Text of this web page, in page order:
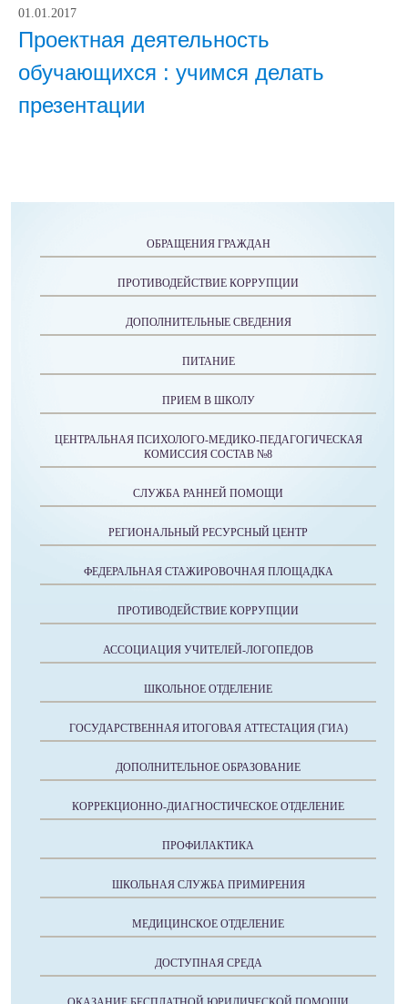
01.01.2017
Проектная деятельность
обучающихся : учимся делать
презентации
ОБРАЩЕНИЯ ГРАЖДАН
ПРОТИВОДЕЙСТВИЕ КОРРУПЦИИ
ДОПОЛНИТЕЛЬНЫЕ СВЕДЕНИЯ
ПИТАНИЕ
ПРИЕМ В ШКОЛУ
ЦЕНТРАЛЬНАЯ ПСИХОЛОГО-МЕДИКО-ПЕДАГОГИЧЕСКАЯ
КОМИССИЯ СОСТАВ №8
СЛУЖБА РАННЕЙ ПОМОЩИ
РЕГИОНАЛЬНЫЙ РЕСУРСНЫЙ ЦЕНТР
ФЕДЕРАЛЬНАЯ СТАЖИРОВОЧНАЯ ПЛОЩАДКА
ПРОТИВОДЕЙСТВИЕ КОРРУПЦИИ
АССОЦИАЦИЯ УЧИТЕЛЕЙ-ЛОГОПЕДОВ
ШКОЛЬНОЕ ОТДЕЛЕНИЕ
ГОСУДАРСТВЕННАЯ ИТОГОВАЯ АТТЕСТАЦИЯ (ГИА)
ДОПОЛНИТЕЛЬНОЕ ОБРАЗОВАНИЕ
КОРРЕКЦИОННО-ДИАГНОСТИЧЕСКОЕ ОТДЕЛЕНИЕ
ПРОФИЛАКТИКА
ШКОЛЬНАЯ СЛУЖБА ПРИМИРЕНИЯ
МЕДИЦИНСКОЕ ОТДЕЛЕНИЕ
ДОСТУПНАЯ СРЕДА